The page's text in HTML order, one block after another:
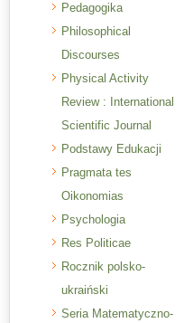
Pedagogika
Philosophical
Discourses
Physical Activity
Review : International
Scientific Journal
Podstawy Edukacji
Pragmata tes
Oikonomias
Psychologia
Res Politicae
Rocznik polsko-
ukraiński
Seria Matematyczno-